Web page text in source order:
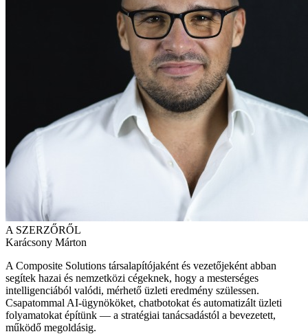
A SZERZŐRŐL
Karácsony Márton
A Composite Solutions társalapítójaként és vezetőjeként abban
segítek hazai és nemzetközi cégeknek, hogy a mesterséges
intelligenciából valódi, mérhető üzleti eredmény szülessen.
Csapatommal AI-ügynököket, chatbotokat és automatizált üzleti
folyamatokat építünk — a stratégiai tanácsadástól a bevezetett,
működő megoldásig.